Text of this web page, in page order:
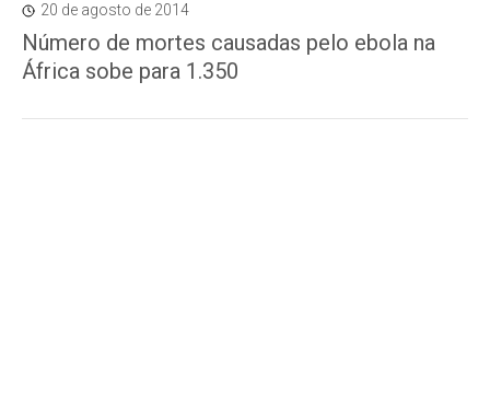
20 de agosto de 2014
Número de mortes causadas pelo ebola na
África sobe para 1.350